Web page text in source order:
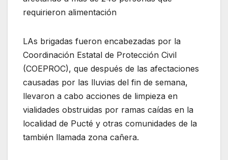
requirieron alimentación
LAs brigadas fueron encabezadas por la
Coordinación Estatal de Protección Civil
(COEPROC), que después de las afectaciones
causadas por las lluvias del fin de semana,
llevaron a cabo acciones de limpieza en
vialidades obstruidas por ramas caídas en la
localidad de Pucté y otras comunidades de la
también llamada zona cañera.